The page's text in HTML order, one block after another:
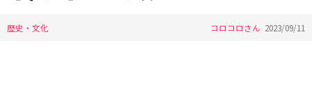
歴史・文化 コロコロさん 2023/09/11